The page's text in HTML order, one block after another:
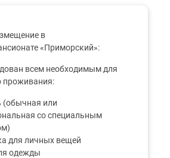
в
«Приморский»:
всем необходимым для
проживания:
(обычная или
со специальным
для личных вещей
одежды